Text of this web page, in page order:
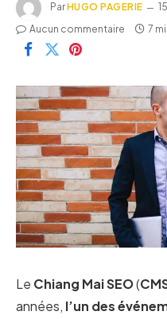
ParHUGO PAGERIE
Aucun commentaire
7
Le Chiang Mai SEO(
années, l’un des